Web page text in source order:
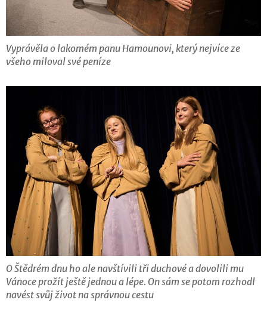
Vyprávěla o lakomém panu Hamounovi, který nejvíce ze
všeho miloval své peníze
O Štědrém dnu ho ale navštívili tři duchové a dovolili mu
Vánoce prožít ještě jednou a lépe. On sám se potom rozhodl
navést svůj život na správnou cestu